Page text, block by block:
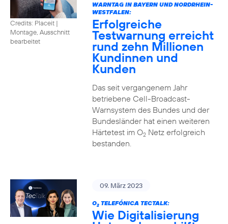
Credits: Placeit |
Montage, Ausschnitt
bearbeitet
WARNTAG IN BAYERN UND NORDRHEIN-
WESTFALEN:
Erfolgreiche
Testwarnung erreicht
rund zehn Millionen
Kundinnen und
Kunden
Das seit vergangenem Jahr
betriebene Cell-Broadcast-
Warnsystem des Bundes und der
Bundesländer hat einen weiteren
Härtetest im O2Netz erfolgreich
bestanden.
09. März 2023
O2TELEFÓNICA TECTALK:
Wie Digitalisierung